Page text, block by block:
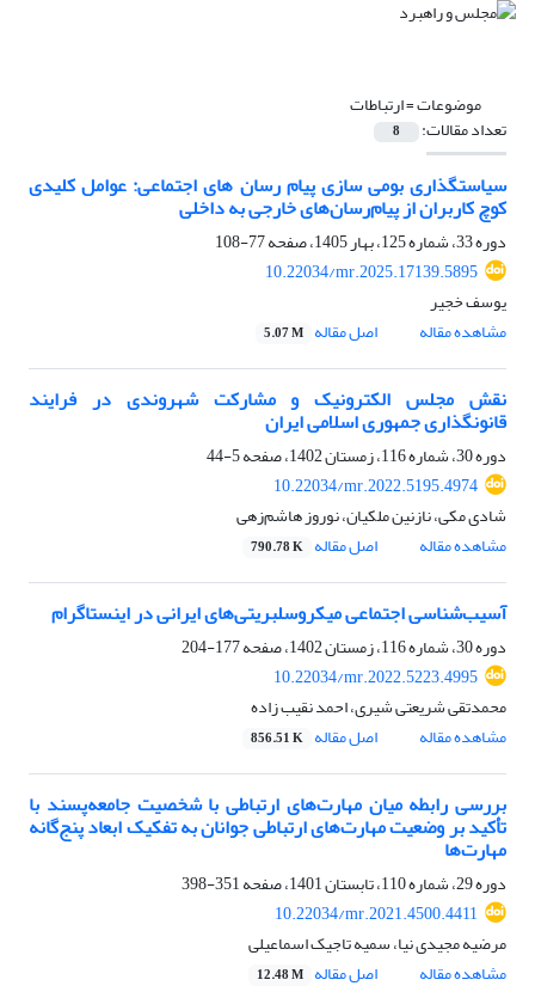
موضوعات =ارتباطات
تعداد مقالات: 8
سیاستگذاری بومی سازی پیام رسان های اجتماعی: عوامل کلیدی
کوچ کاربران از پیام‌رسان‌های خارجی به داخلی
دوره 33، شماره 125، بهار 1405، صفحه
77-108
10.22034/mr.2025.17139.5895
یوسف خجیر
مشاهده مقاله
اصل مقاله 5.07 M
نقش مجلس الکترونیک و مشارکت شهروندی در فرایند
قانونگذاری جمهوری اسلامی ایران
دوره 30، شماره 116، زمستان 1402، صفحه
5-44
10.22034/mr.2022.5195.4974
شادی مکی، نازنین ملکیان، نوروز هاشم‌زهی
مشاهده مقاله
اصل مقاله 790.78 K
آسیب‌شناسی اجتماعی میکروسلبریتی‌های ایرانی در اینستاگرام
دوره 30، شماره 116، زمستان 1402، صفحه
177-204
10.22034/mr.2022.5223.4995
محمدتقی شریعتی شیری، احمد نقیب زاده
مشاهده مقاله
اصل مقاله 856.51 K
بررسی رابطه میان مهارت‌های ارتباطی با شخصیت جامعه‌پسند با
تأکید بر وضعیت مهارت‌های ارتباطی جوانان به تفکیک ابعاد پنج‌گانه
مهارت‌ها
دوره 29، شماره 110، تابستان 1401، صفحه
351-398
10.22034/mr.2021.4500.4411
مرضیه مجیدی نیا، سمیه تاجیک اسماعیلی
مشاهده مقاله
اصل مقاله 12.48 M